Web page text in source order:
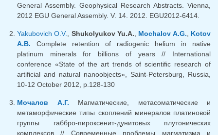
General Assembly. Geophysical Research Abstracts. Vienna,
2012 EGU General Assembly. V. 14. 2012. EGU2012-6414.
Yakubovich O.V. Shukolyukov Yu.A. Mochalov A.G.
Kotov
A.B. Complete retention of radiogenic helium in native
platinum minerals for billions of years // International
conference «State of the art trends of scientific research of
artificial and natural nanoobjects», Saint-Petersburg, Russia,
10-12 October 2012, p.128-130
Мочалов А.Г. Магматические, метасоматические и
метаморфические типы скоплений минералов платиновой
группы габбро-пироксенит-дунитовых плутонических
комплексов // Современные проблемы магматизма и